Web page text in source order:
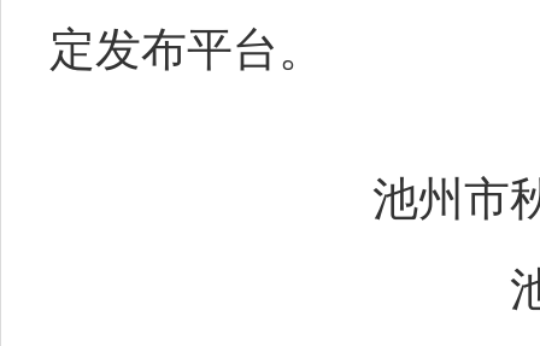
定发布平台。
池州市